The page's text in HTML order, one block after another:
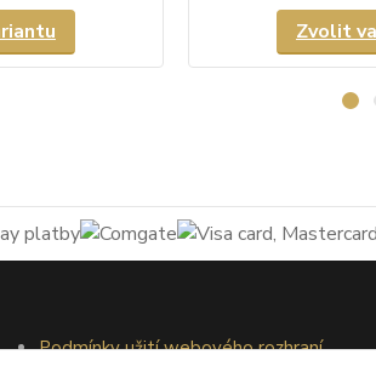
Zvolit
Podmínky užití webového rozhraní